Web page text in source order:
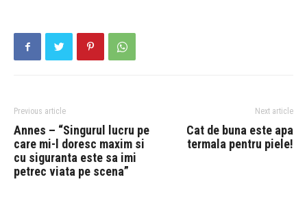
Previous article
Annes – “Singurul lucru pe
care mi-l doresc maxim si
cu siguranta este sa imi
petrec viata pe scena”
Next article
Cat de buna este apa
termala pentru piele!